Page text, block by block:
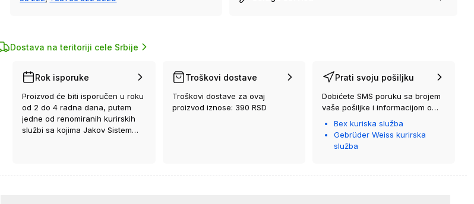
Dostava na teritoriji cele Srbije
Rok isporuke
Proizvod će biti isporučen u roku
od 2 do 4 radna dana, putem
jedne od renomiranih kurirskih
službi sa kojima Jakov Sistem
Troškovi dostave
Troškovi dostave za ovaj
proizvod iznose: 390 RSD
Prati svoju pošiljku
Dobićete SMS poruku sa brojem
vaše pošiljke i informacijom o
kurirskoj službi koja će vam je
Bex kuriska služba
Gebrüder Weiss kurirska
služba